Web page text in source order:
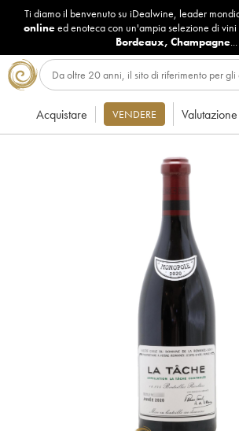
Ti diamo il benvenuto su iDealwine, leader
onlineed enoteca con un'ampia selezione di vini
Bordeaux, Champagne...
Acquistare VENDERE Valutazione